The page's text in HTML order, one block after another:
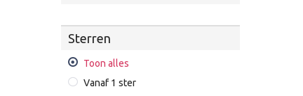
Sterren
Toon alles
Vanaf 1 ster